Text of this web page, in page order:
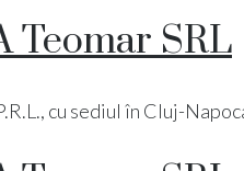
Teomar SRL
cu sediul în Cluj-